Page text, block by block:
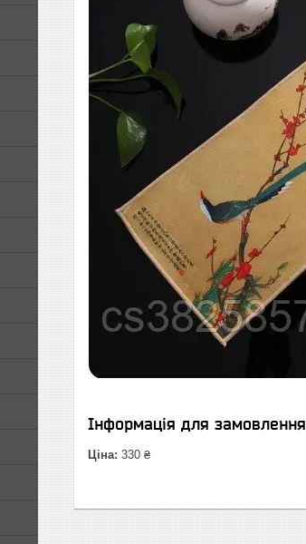
Інформація для замовлення
Ціна: 330 ₴